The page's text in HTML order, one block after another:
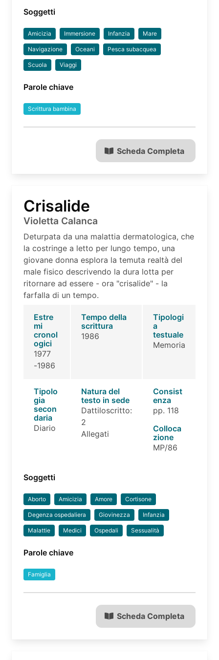
Soggetti
Amicizia Immersione Infanzia Mare
Navigazione Oceani Pesca subacquea
Scuola Viaggi
Parole chiave
Scrittura bambina
Scheda Completa
Crisalide
Violetta Calanca
Deturpata da una malattia dermatologica, che
la costringe a letto per lungo tempo, una
giovane donna esplora la temuta realtà del
male fisico descrivendo la dura lotta per
ritornare ad essere - ora "crisalide" - la
farfalla di un tempo.
Estre
mi
cronol
ogici
1977
-1986
Tempo della
scrittura
1986
Tipologi
a
testuale
Memoria
Tipolo
gia
secon
daria
Diario
Natura del
testo in sede
Dattiloscritto:
2
Allegati
Consist
enza
pp. 118
Colloca
zione
MP/86
Soggetti
Aborto Amicizia Amore Cortisone
Degenza ospedaliera Giovinezza Infanzia
Malattie Medici Ospedali Sessualità
Parole chiave
Famiglia
Scheda Completa